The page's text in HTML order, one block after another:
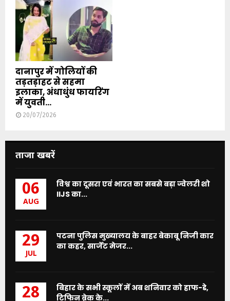
दानापुर में गोलियों की
तड़तड़ाहट से सहमा
इलाका, अंधाधुंध फायरिंग
में युवती...
20/07/2026
ताजा खबरें
06
AUG
विश्व का दूसरा एवं भारत का सबसे बड़ा ज्वेलरी शो
IIJS का...
29
JUL
पटना पुलिस मुख्यालय के बाहर बेकाबू निजी कार
का कहर, सार्जेंट मेजर...
28
बिहार के सभी स्कूलों में अब शनिवार को हाफ-डे,
टिफिन ब्रेक के...